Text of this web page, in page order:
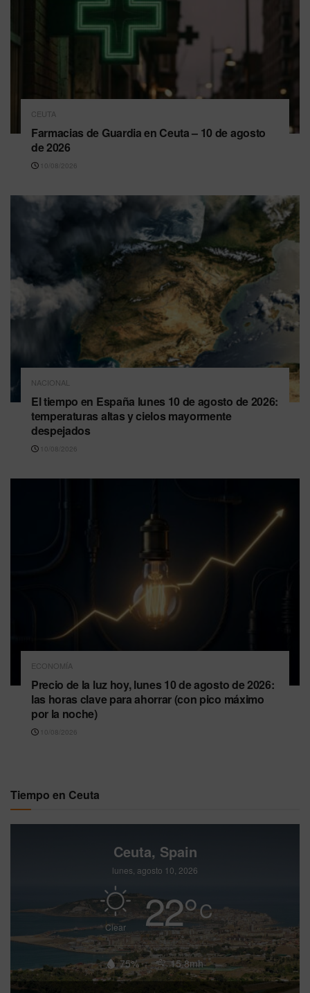
CEUTA
Farmacias de Guardia en Ceuta – 10 de agosto
de 2026
10/08/2026
NACIONAL
El tiempo en España lunes 10 de agosto de 2026:
temperaturas altas y cielos mayormente
despejados
10/08/2026
ECONOMÍA
Precio de la luz hoy, lunes 10 de agosto de 2026:
las horas clave para ahorrar (con pico máximo
por la noche)
10/08/2026
Tiempo en Ceuta
Ceuta, Spain
lunes, agosto 10, 2026
Clear 22°C
75% 15.8mh